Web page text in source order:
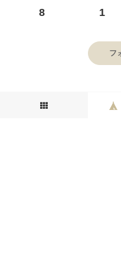
8 1
フ